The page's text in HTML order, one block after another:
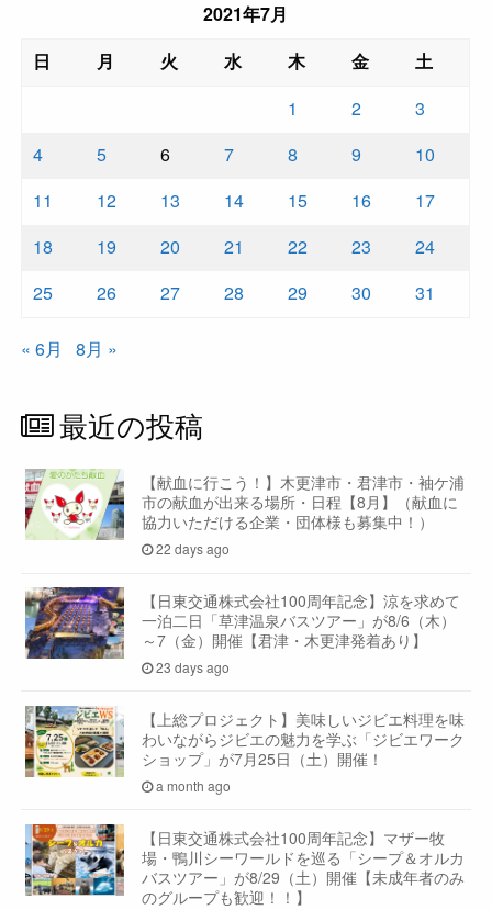
2021年7月
日
月 火 水 木 金
土
1
2
3
4
5 6 7 8 9
10
11
12 13 14 15 16
17
18
19 20 21 22 23
24
25
26 27 28 29 30 31
« 6月 8月 »
最近の投稿
【献血に行こう！】木更津市・君津市・袖ケ浦
市の献血が出来る場所・日程【8月】（献血に
協力いただける企業・団体様も募集中！）
22 days ago
【日東交通株式会社100周年記念】涼を求めて
一泊二日「草津温泉バスツアー」が8/6（木）
～7（金）開催【君津・木更津発着あり】
23 days ago
【上総プロジェクト】美味しいジビエ料理を味
わいながらジビエの魅力を学ぶ「ジビエワーク
ショップ」が7月25日（土）開催！
a month ago
【日東交通株式会社100周年記念】マザー牧
場・鴨川シーワールドを巡る「シープ＆オルカ
バスツアー」が8/29（土）開催【未成年者のみ
のグループも歓迎！！】